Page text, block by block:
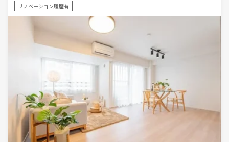
リノベーション履歴有